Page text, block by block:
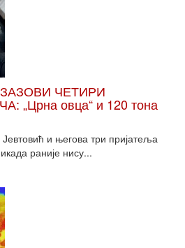
ЧЕТИРИ
„Црна овца“ и 120 тона
и његова три пријатеља
раније нису...